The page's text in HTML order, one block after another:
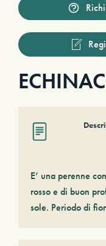
E’ una perenne
rosso e di buon
sole. Periodo di